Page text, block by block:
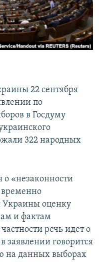
22 сентября
по
в Госдуму
322 народных
о «незаконности
временно
Украины оценку
и фактам
речь идет о
заявлении говорится
на данных выборах